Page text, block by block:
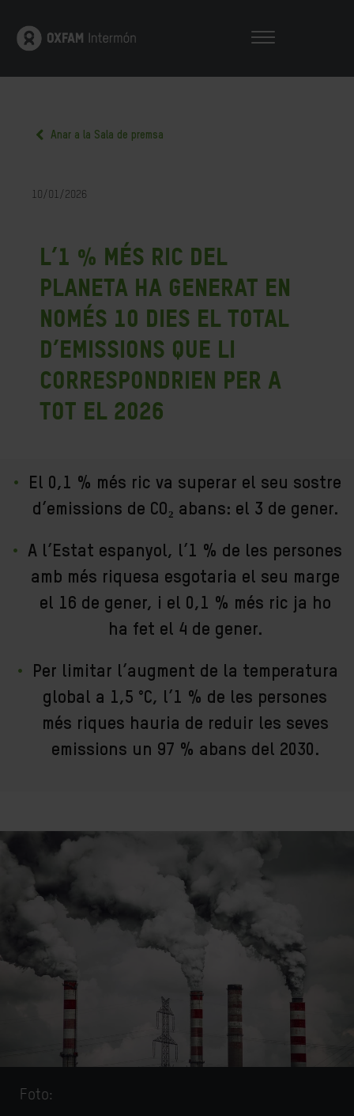
Anar a la Sala de premsa
10/01/2026
L’1 % més ric del
planeta ha generat en
només 10 dies el total
d’emissions que li
correspondrien per a
tot el 2026
El 0,1 % més ric va superar el seu sostre
d’emissions de CO₂ abans: el 3 de gener.
A l’Estat espanyol, l’1 % de les persones
amb més riquesa esgotaria el seu marge
el 16 de gener, i el 0,1 % més ric ja ho
ha fet el 4 de gener.
Per limitar l’augment de la temperatura
global a 1,5 °C, l’1 % de les persones
més riques hauria de reduir les seves
emissions un 97 % abans del 2030.
Foto: